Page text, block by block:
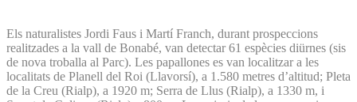
Els naturalistes Jordi Faus i Martí Franch, durant prospeccions
realitzades a la vall de Bonabé, van detectar 61 espècies diürnes (sis
de nova troballa al Parc). Les papallones es van localitzar a les
localitats de Planell del Roi (Llavorsí), a 1.580 metres d’altitud; Pleta
de la Creu (Rialp), a 1920 m; Serra de Llus (Rialp), a 1330 m, i